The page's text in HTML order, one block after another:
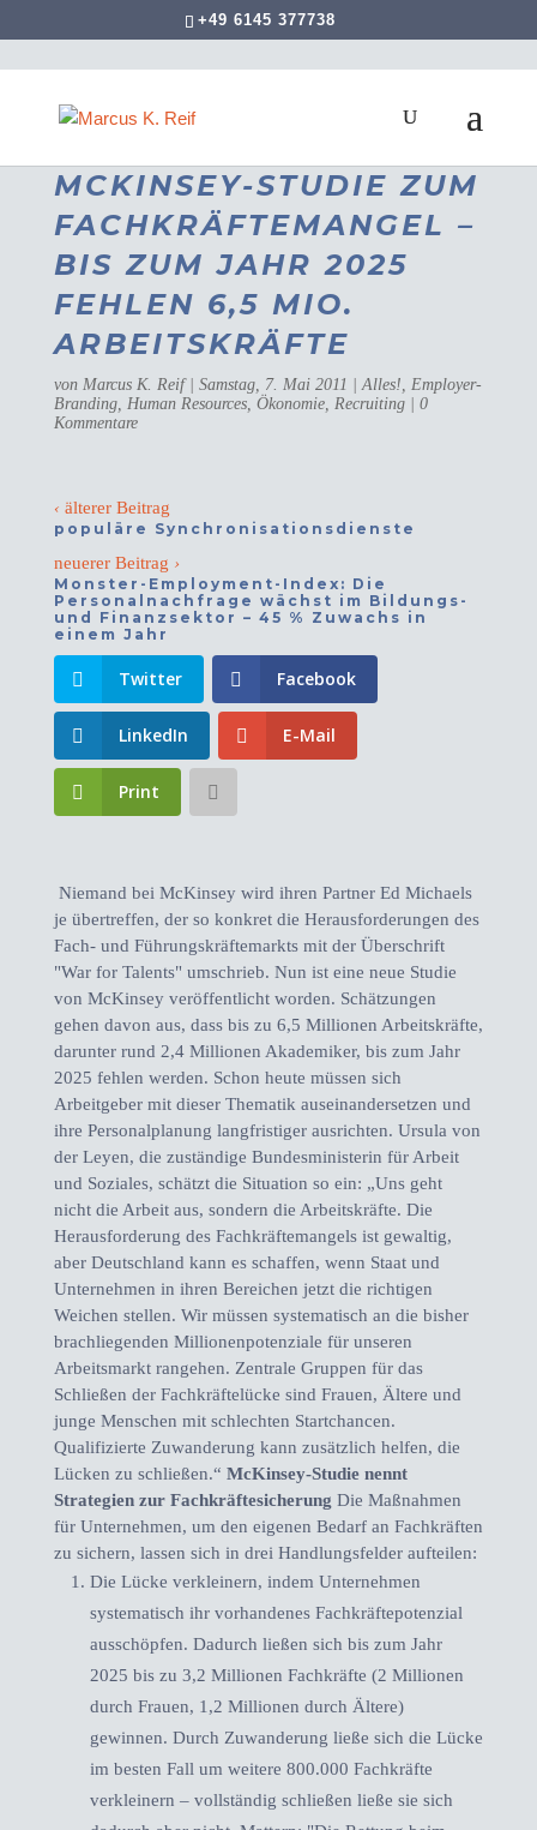
+49 6145 377738
MCKINSEY-STUDIE ZUM
FACHKRÄFTEMANGEL –
BIS ZUM JAHR 2025
FEHLEN 6,5 MIO.
ARBEITSKRÄFTE
von Marcus K. Reif| Samstag, 7. Mai 2011 |Alles!, Employer-
Branding, Human Resources, Ökonomie, Recruiting| 0
Kommentare
‹ älterer Beitrag
populäre Synchronisationsdienste
neuerer Beitrag ›
Monster-Employment-Index: Die
Personalnachfrage wächst im Bildungs-
und Finanzsektor – 45 % Zuwachs in
einem Jahr
Twitter Facebook
LinkedIn E-Mail
Print
Niemand bei McKinsey wird ihren Partner Ed Michaels
je übertreffen, der so konkret die Herausforderungen des
Fach- und Führungskräftemarkts mit der Überschrift
"War for Talents" umschrieb. Nun ist eine neue Studie
von McKinsey veröffentlicht worden. Schätzungen
gehen davon aus, dass bis zu 6,5 Millionen Arbeitskräfte,
darunter rund 2,4 Millionen Akademiker, bis zum Jahr
2025 fehlen werden. Schon heute müssen sich
Arbeitgeber mit dieser Thematik auseinandersetzen und
ihre Personalplanung langfristiger ausrichten. Ursula von
der Leyen, die zuständige Bundesministerin für Arbeit
und Soziales, schätzt die Situation so ein: „Uns geht
nicht die Arbeit aus, sondern die Arbeitskräfte. Die
Herausforderung des Fachkräftemangels ist gewaltig,
aber Deutschland kann es schaffen, wenn Staat und
Unternehmen in ihren Bereichen jetzt die richtigen
Weichen stellen. Wir müssen systematisch an die bisher
brachliegenden Millionenpotenziale für unseren
Arbeitsmarkt rangehen. Zentrale Gruppen für das
Schließen der Fachkräftelücke sind Frauen, Ältere und
junge Menschen mit schlechten Startchancen.
Qualifizierte Zuwanderung kann zusätzlich helfen, die
Lücken zu schließen.“ McKinsey-Studie nennt
Strategien zur Fachkräftesicherung Die Maßnahmen
für Unternehmen, um den eigenen Bedarf an Fachkräften
zu sichern, lassen sich in drei Handlungsfelder aufteilen:
Die Lücke verkleinern, indem Unternehmen
systematisch ihr vorhandenes Fachkräftepotenzial
ausschöpfen. Dadurch ließen sich bis zum Jahr
2025 bis zu 3,2 Millionen Fachkräfte (2 Millionen
durch Frauen, 1,2 Millionen durch Ältere)
gewinnen. Durch Zuwanderung ließe sich die Lücke
im besten Fall um weitere 800.000 Fachkräfte
verkleinern – vollständig schließen ließe sie sich